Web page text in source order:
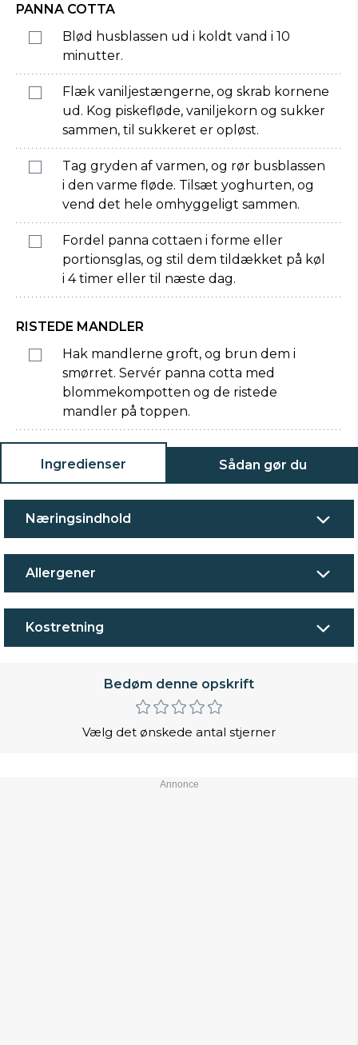
PANNA COTTA
Blød husblassen ud i koldt vand i 10
minutter.
Flæk vaniljestængerne, og skrab kornene
ud. Kog piskefløde, vaniljekorn og sukker
sammen, til sukkeret er opløst.
Tag gryden af varmen, og rør busblassen
i den varme fløde. Tilsæt yoghurten, og
vend det hele omhyggeligt sammen.
Fordel panna cottaen i forme eller
portionsglas, og stil dem tildækket på køl
i 4 timer eller til næste dag.
RISTEDE MANDLER
Hak mandlerne groft, og brun dem i
smørret. Servér panna cotta med
blommekompotten og de ristede
mandler på toppen.
Ingredienser Sådan gør du
Næringsindhold
Allergener
Kostretning
Bedøm denne opskrift
Vælg det ønskede antal stjerner